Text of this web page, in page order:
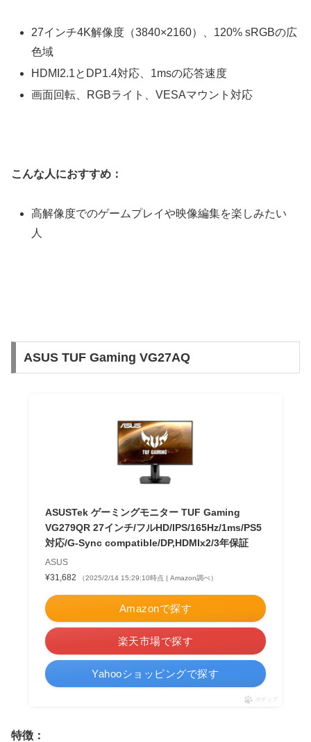
27インチ4K解像度（3840×2160）、120% sRGBの広
色域
HDMI2.1とDP1.4対応、1msの応答速度
画面回転、RGBライト、VESAマウント対応
こんな人におすすめ：
高解像度でのゲームプレイや映像編集を楽しみたい
人
ASUS TUF Gaming VG27AQ
ASUSTek ゲーミングモニター TUF Gaming
VG279QR 27インチ/フルHD/IPS/165Hz/1ms/PS5
対応/G-Sync compatible/DP,HDMIx2/3年保証
ASUS
¥31,682
（2025/2/14 15:29:10時点 | Amazon調べ）
Amazonで探す
楽天市場で探す
Yahooショッピングで探す
ポチップ
特徴：